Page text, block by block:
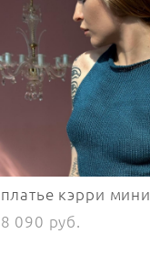
платье кэрри мини
8 090 pуб.